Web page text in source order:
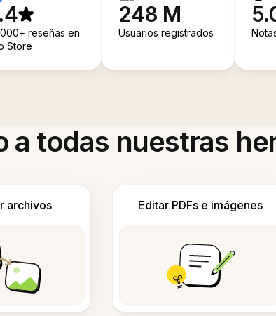
reseñas en
Store
248 M
Usuarios registrados
a todas nuestras
archivos Editar PDFs e imágenes